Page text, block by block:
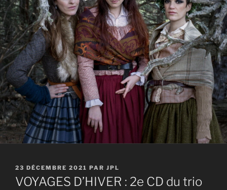
PUBLIÉ
LE
23 DÉCEMBRE 2021 PAR JPL
VOYAGES D’HIVER : 2e CD du trio